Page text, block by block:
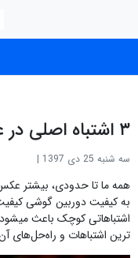
۳ اشتباه اصلی در عکاسی با موبایل
سه شنبه 25 دی 1397 |
همه ما تا حدودی، بیشتر
به کیفیت دوربین گوشی
اشتباهاتی کوچک باعث
ترین اشتباهات و راه‌حل‌های